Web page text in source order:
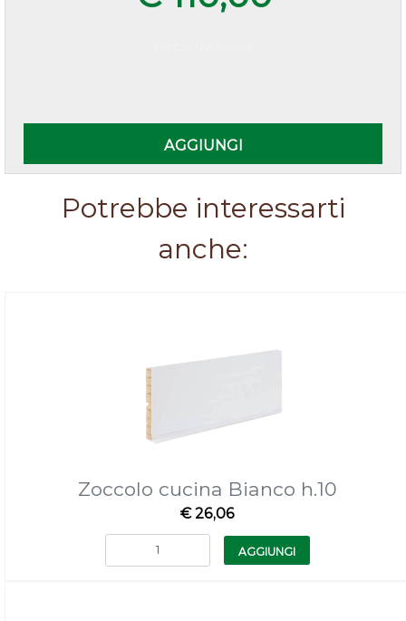
AGGIUNGI
Potrebbe interessarti
anche:
Zoccolo cucina Bianco h.10
€ 26,06
Quantità
AGGIUNGI